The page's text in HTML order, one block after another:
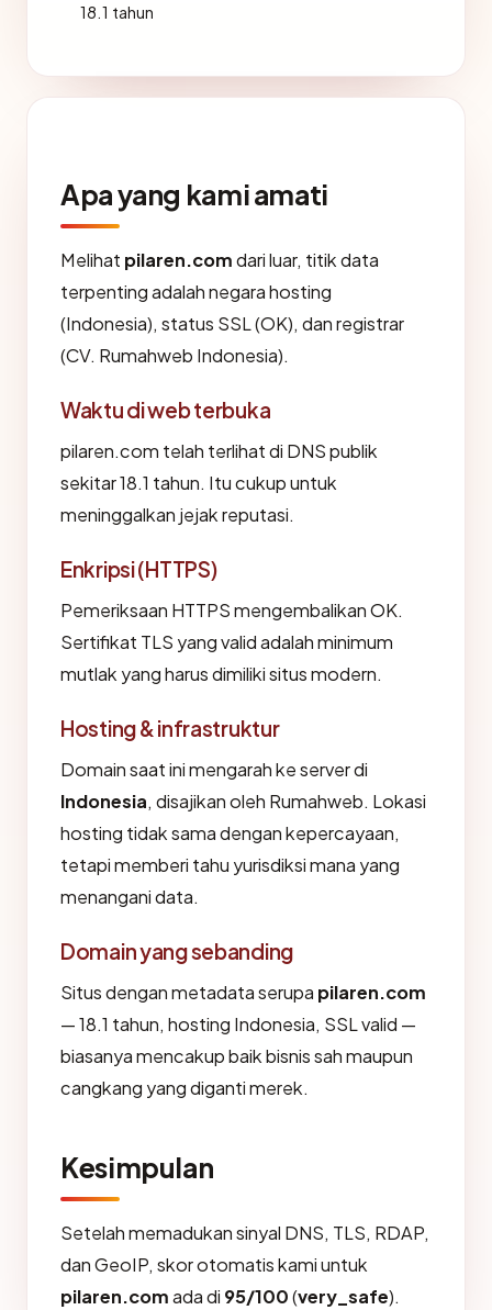
18.1 tahun
Apa yang kami amati
Melihat pilaren.comdari luar, titik data
terpenting adalah negara hosting
(Indonesia), status SSL (OK), dan registrar
(CV. Rumahweb Indonesia).
Waktu di web terbuka
pilaren.com telah terlihat di DNS publik
sekitar 18.1 tahun. Itu cukup untuk
meninggalkan jejak reputasi.
Enkripsi (HTTPS)
Pemeriksaan HTTPS mengembalikan OK.
Sertifikat TLS yang valid adalah minimum
mutlak yang harus dimiliki situs modern.
Hosting & infrastruktur
Domain saat ini mengarah ke server di
Indonesia, disajikan oleh Rumahweb. Lokasi
hosting tidak sama dengan kepercayaan,
tetapi memberi tahu yurisdiksi mana yang
menangani data.
Domain yang sebanding
Situs dengan metadata serupa pilaren.com
— 18.1 tahun, hosting Indonesia, SSL valid —
biasanya mencakup baik bisnis sah maupun
cangkang yang diganti merek.
Kesimpulan
Setelah memadukan sinyal DNS, TLS, RDAP,
dan GeoIP, skor otomatis kami untuk
pilaren.comada di 95/100(very_safe).